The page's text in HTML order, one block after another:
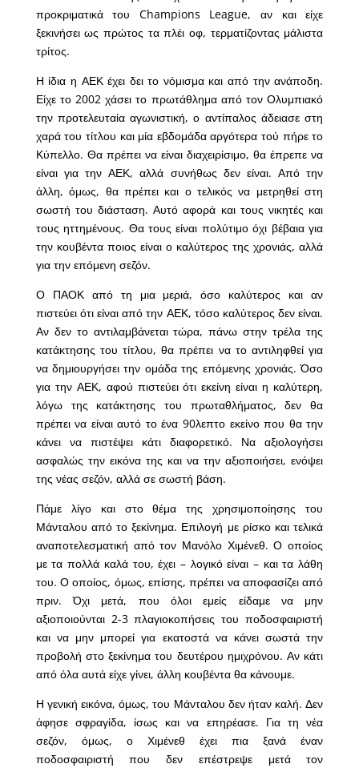
προκριματικά του Champions League, αν και είχε
ξεκινήσει ως πρώτος τα πλέι οφ, τερματίζοντας μάλιστα
τρίτος.
Η ίδια η ΑΕΚ έχει δει το νόμισμα και από την ανάποδη.
Είχε το 2002 χάσει το πρωτάθλημα από τον Ολυμπιακό
την προτελευταία αγωνιστική, ο αντίπαλος άδειασε στη
χαρά του τίτλου και μία εβδομάδα αργότερα τού πήρε το
Κύπελλο. Θα πρέπει να είναι διαχειρίσιμο, θα έπρεπε να
είναι για την ΑΕΚ, αλλά συνήθως δεν είναι. Από την
άλλη, όμως, θα πρέπει και ο τελικός να μετρηθεί στη
σωστή του διάσταση. Αυτό αφορά και τους νικητές και
τους ηττημένους. Θα τους είναι πολύτιμο όχι βέβαια για
την κουβέντα ποιος είναι ο καλύτερος της χρονιάς, αλλά
για την επόμενη σεζόν.
Ο ΠΑΟΚ από τη μια μεριά, όσο καλύτερος και αν
πιστεύει ότι είναι από την ΑΕΚ, τόσο καλύτερος δεν είναι.
Αν δεν το αντιλαμβάνεται τώρα, πάνω στην τρέλα της
κατάκτησης του τίτλου, θα πρέπει να το αντιληφθεί για
να δημιουργήσει την ομάδα της επόμενης χρονιάς. Όσο
για την ΑΕΚ, αφού πιστεύει ότι εκείνη είναι η καλύτερη,
λόγω της κατάκτησης του πρωταθλήματος, δεν θα
πρέπει να είναι αυτό το ένα 90λεπτο εκείνο που θα την
κάνει να πιστέψει κάτι διαφορετικό. Να αξιολογήσει
ασφαλώς την εικόνα της και να την αξιοποιήσει, ενόψει
της νέας σεζόν, αλλά σε σωστή βάση.
Πάμε λίγο και στο θέμα της χρησιμοποίησης του
Μάνταλου από το ξεκίνημα. Επιλογή με ρίσκο και τελικά
αναποτελεσματική από τον Μανόλο Χιμένεθ. Ο οποίος
με τα πολλά καλά του, έχει – λογικό είναι – και τα λάθη
του. Ο οποίος, όμως, επίσης, πρέπει να αποφασίζει από
πριν. Όχι μετά, που όλοι εμείς είδαμε να μην
αξιοποιούνται 2-3 πλαγιοκοπήσεις του ποδοσφαιριστή
και να μην μπορεί για εκατοστά να κάνει σωστά την
προβολή στο ξεκίνημα του δευτέρου ημιχρόνου. Αν κάτι
από όλα αυτά είχε γίνει, άλλη κουβέντα θα κάνουμε.
Η γενική εικόνα, όμως, του Μάνταλου δεν ήταν καλή. Δεν
άφησε σφραγίδα, ίσως και να επηρέασε. Για τη νέα
σεζόν, όμως, ο Χιμένεθ έχει πια ξανά έναν
ποδοσφαιριστή που δεν επέστρεψε μετά τον